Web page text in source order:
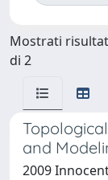
Mostrati
di 2
and
2009